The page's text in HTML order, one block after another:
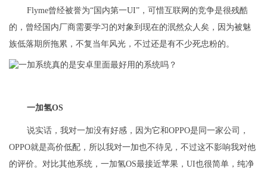
Flyme曾经被誉为“国内第一UI”，可惜互联网的竞争是很残酷
的，曾经国内厂商需要学习的对象到现在的泯然众人矣，因为被魅
族低落期所拖累，不复当年风光，不过还是有不少死忠粉的。
一加氢OS
说实话，我对一加没有好感，因为它和OPPO是同一家公司，
OPPO就是高价低配，所以我对一加也不待见，不过这不影响我对他
的评价。对比其他系统，一加氢OS最接近苹果，UI也很简单，纯净